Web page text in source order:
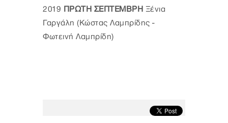
2019 ΠΡΩΤΗ ΣΕΠΤΕΜΒΡΗ Ξένια
Γαργάλη (Κώστας Λαμπρίδης -
Φωτεινή Λαμπρίδη)